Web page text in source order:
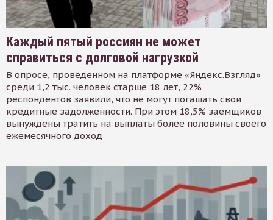
Каждый пятый россиян не может
справиться с долговой нагрузкой
В опросе, проведенном на платформе «Яндекс.Взгляд»
среди 1,2 тыс. человек старше 18 лет, 22%
респондентов заявили, что не могут погашать свои
кредитные задолженности. При этом 18,5% заемщиков
вынуждены тратить на выплаты более половины своего
ежемесячного доход